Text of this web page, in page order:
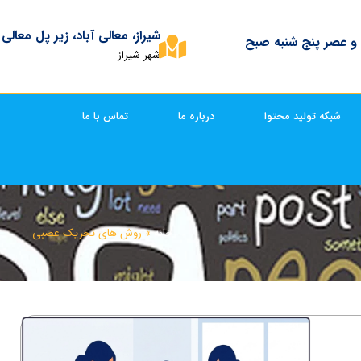
و عصر پنج شنبه صبح شیراز، معالی آباد، زیر پل
شهر شیراز
شبکه تولید محتوا درباره ما تماس با ما
خانه»روش های تحریک عصبی